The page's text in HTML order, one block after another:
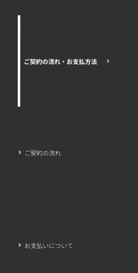
ご契約の流れ・お支払方法
ご契約の流れ
お支払いについて